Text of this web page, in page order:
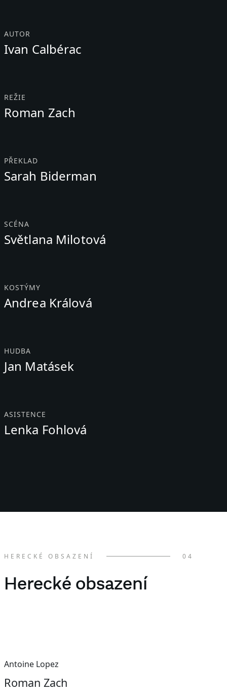
AUTOR
Ivan Calbérac
REŽIE
Roman Zach
PŘEKLAD
Sarah Biderman
SCÉNA
Světlana Milotová
KOSTÝMY
Andrea Králová
HUDBA
Jan Matásek
ASISTENCE
Lenka Fohlová
Herecké obsazení
HERECKÉ OBSAZENÍ 04
Antoine Lopez
Roman Zach